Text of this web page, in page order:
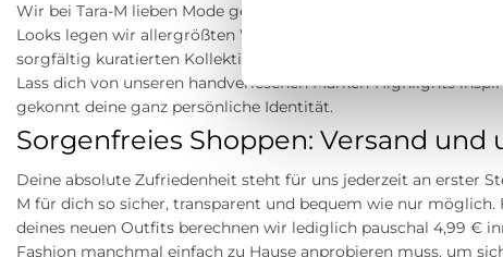
Wir bei Tara-M lieben Mode genauso sehr wie du. Als dein
Looks legen wir allergrößten Wert darauf, dir ein fantastisches
sorgfältig kuratierten Kollektionen stehen für exzellente
Lass dich von unseren handverlesenen Marken-Highlights
gekonnt deine ganz persönliche Identität.
Sorgenfreies Shoppen: Versand
Deine absolute Zufriedenheit steht für uns jederzeit an erster
M für dich so sicher, transparent und bequem wie nur möglich.
deines neuen Outfits berechnen wir lediglich pauschal 4,99 €
Fashion manchmal einfach zu Hause anprobieren muss, um